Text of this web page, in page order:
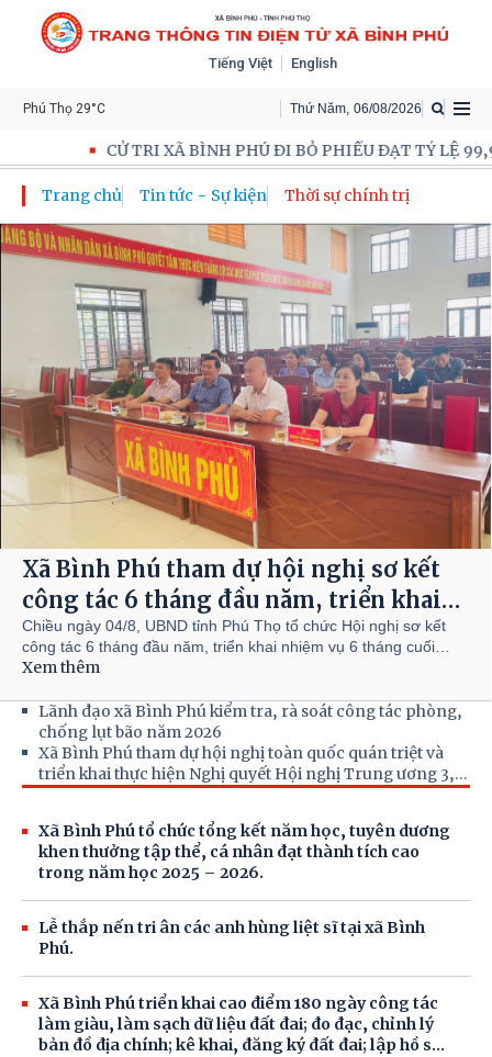
Tiếng Việt English
Thứ Năm, 06/08/2026
Phú Thọ 29°C
CỬ TRI XÃ BÌNH PHÚ ĐI BỎ PHIẾU ĐẠT TỶ LỆ
Trang chủ Tin tức - Sự kiện Thời sự chính trị
Xã Bình Phú tham dự hội nghị sơ kết
công tác 6 tháng đầu năm, triển khai
nhiệm vụ 6 tháng cuối năm 2026 của
Ban Chỉ đạo về phát triển khoa học,
đổi số tỉnh Phú Thọ.
Chiều ngày 04/8, UBND tỉnh Phú Thọ tổ chức Hội nghị sơ kết
công tác 6 tháng đầu năm, triển khai nhiệm vụ 6 tháng cuối
năm 2026 của Ban Chỉ đạo về phát triển khoa học, công nghệ,
kết hợp trực tuyến, kết nối từ điểm cầu Trung tâm Hội nghị tỉnh
đến các điểm cầu cấp xã, phường trên địa bàn tỉnh.
Xem thêm
Lãnh đạo xã Bình Phú kiểm tra, rà soát công tác phòng,
chống lụt bão năm 2026
Xã Bình Phú tham dự hội nghị toàn quốc quán triệt và
triển khai thực hiện Nghị quyết Hội nghị Trung ương 3,
khoá XIV.
Xã Bình Phú tổ chức tổng kết năm học, tuyên dương
khen thưởng tập thể, cá nhân đạt thành tích cao
trong năm học 2025 – 2026.
Lễ thắp nến tri ân các anh hùng liệt sĩ tại xã Bình
Phú.
Xã Bình Phú triển khai cao điểm 180 ngày công tác
làm giàu, làm sạch dữ liệu đất đai; đo đạc, chỉnh lý
bản đồ địa chính; kê khai, đăng ký đất đai; lập hồ sơ